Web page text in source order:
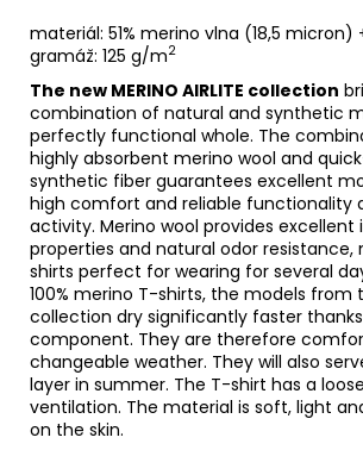
materiál: 51% merino vlna (18,5 micron)
gramáž: 125 g/m2
The new MERINO AIRLITE collection
combination of natural and synthetic
perfectly functional whole. The
highly absorbent merino wool and
synthetic fiber guarantees excellent
high comfort and reliable functionality
activity. Merino wool provides excellent
properties and natural odor resistance,
shirts perfect for wearing for several
100% merino T-shirts, the models from
collection dry significantly faster
component. They are therefore
changeable weather. They will also
layer in summer. The T-shirt has a
ventilation. The material is soft, light
on the skin.